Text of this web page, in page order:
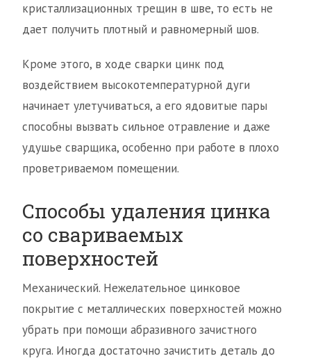
кристаллизационных трещин в шве, то есть не
дает получить плотный и равномерный шов.
Кроме этого, в ходе сварки цинк под
воздействием высокотемпературной дуги
начинает улетучиваться, а его ядовитые пары
способны вызвать сильное отравление и даже
удушье сварщика, особенно при работе в плохо
проветриваемом помещении.
Способы удаления цинка
со свариваемых
поверхностей
Механический. Нежелательное цинковое
покрытие с металлических поверхностей можно
убрать при помощи абразивного зачистного
круга. Иногда достаточно зачистить деталь до